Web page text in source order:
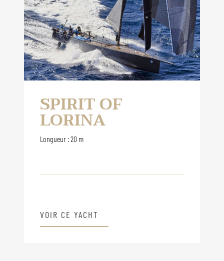
SPIRIT OF
LORINA
Longueur : 20 m
VOIR CE YACHT